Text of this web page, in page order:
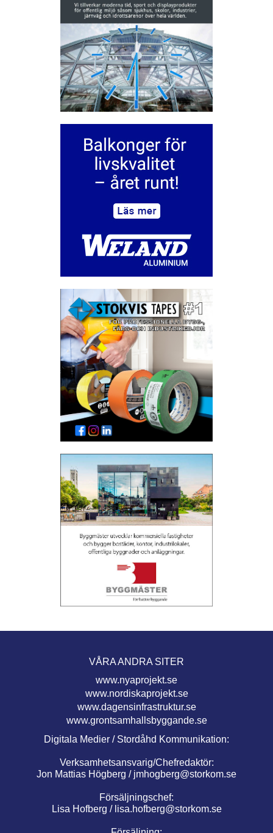
VÅRA ANDRA SITER
www.nyaprojekt.se
www.nordiskaprojekt.se
www.dagensinfrastruktur.se
www.grontsamhallsbyggande.se
Digitala Medier / Stordåhd Kommunikation:
Verksamhetsansvarig/Chefredaktör:
Jon Mattias Högberg / jmhogberg@storkom.se
Försäljningschef:
Lisa Hofberg / lisa.hofberg@storkom.se